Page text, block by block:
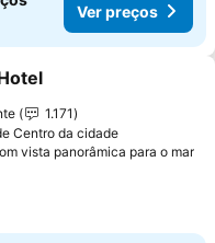
Ver preços
aos favoritos
1.171
Centro da cidade
vista panorâmica para o mar